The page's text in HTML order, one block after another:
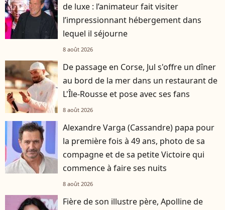
de luxe : l’animateur fait visiter
l’impressionnant hébergement dans
lequel il séjourne
8 août 2026
De passage en Corse, Jul s'offre un dîner
au bord de la mer dans un restaurant de
L'Île-Rousse et pose avec ses fans
8 août 2026
Alexandre Varga (Cassandre) papa pour
la première fois à 49 ans, photo de sa
compagne et de sa petite Victoire qui
commence à faire ses nuits
8 août 2026
Fière de son illustre père, Apolline de